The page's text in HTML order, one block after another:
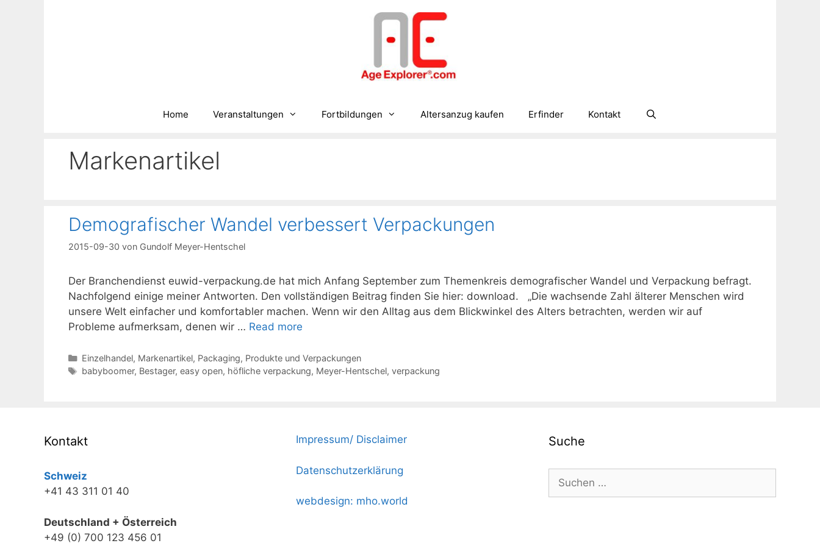
Home Veranstaltungen Fortbildungen Altersanzug kaufen Erfinder Kontakt
Markenartikel
Demografischer Wandel verbessert Verpackungen
2015-09-30 von Gundolf Meyer-Hentschel
Der Branchendienst euwid-verpackung.de hat mich Anfang September zum Themenkreis demografischer Wandel und Verpackung befragt.
Nachfolgend einige meiner Antworten. Den vollständigen Beitrag finden Sie hier: download. „Die wachsende Zahl älterer Menschen wird
unsere Welt einfacher und komfortabler machen. Wenn wir den Alltag aus dem Blickwinkel des Alters betrachten, werden wir auf
Probleme aufmerksam, denen wir … Read more
Kategorien
Einzelhandel, Markenartikel, Packaging, Produkte und Verpackungen
Schlagwörter
babyboomer, Bestager, easy open, höfliche verpackung, Meyer-Hentschel, verpackung
Kontakt
Schweiz
+41 43 311 01 40
Deutschland + Österreich
+49 (0) 700 123 456 01
Impressum/ Disclaimer
Datenschutzerklärung
webdesign: mho.world
Suche
Suchen
nach: